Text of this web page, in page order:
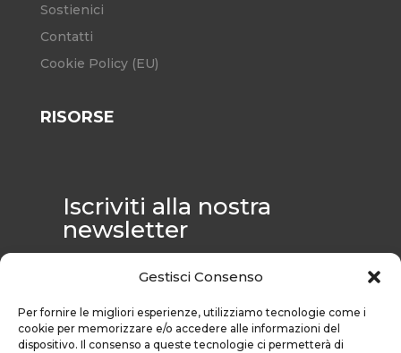
Gestisci Consenso
Per fornire le migliori esperienze, utilizziamo tecnologie come i
cookie per memorizzare e/o accedere alle informazioni del
dispositivo. Il consenso a queste tecnologie ci permetterà di
Sostienici
Contatti
Cookie Policy (EU)
RISORSE
Iscriviti alla nostra
newsletter
anteprima notizie esclusive, inviti a eventi
iniziative che fanno la differenza. Non
perdere l'occasione di essere parte